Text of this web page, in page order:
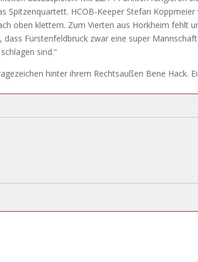
Spitzenquartett. HCOB-Keeper Stefan
oben klettern. Zum Vierten aus Horkheim fehlt
dass Fürstenfeldbruck zwar eine super
sind.“
hinter ihrem Rechtsaußen Bene Hack.